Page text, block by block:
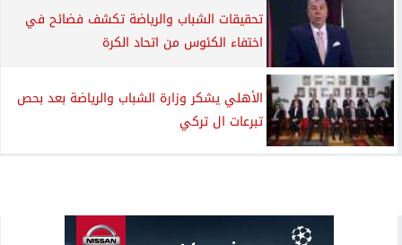
تحقيقات الشباب والرياضة تكشف فضائح في
اختفاء الكئوس من اتحاد الكرة
الأهلي يشكر وزارة الشباب والرياضة بعد بحص
تبرعات ال تركي